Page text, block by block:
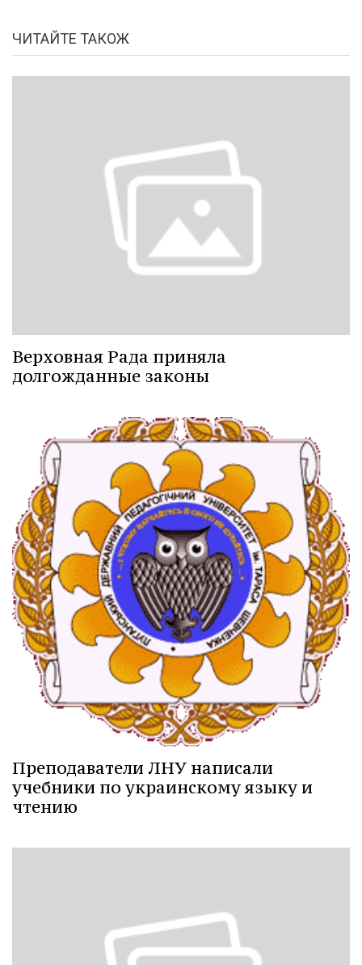
ЧИТАЙТЕ ТАКОЖ
Верховная Рада приняла
долгожданные законы
Преподаватели ЛНУ написали
учебники по украинскому языку и
чтению